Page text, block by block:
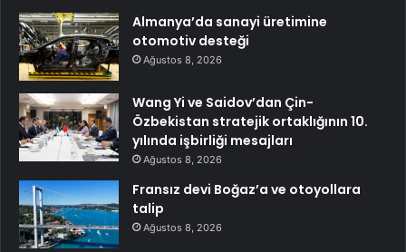
Almanya’da sanayi üretimine
otomotiv desteği
Ağustos 8, 2026
Wang Yi ve Saidov’dan Çin-
Özbekistan stratejik ortaklığının 10.
yılında işbirliği mesajları
Ağustos 8, 2026
Fransız devi Boğaz’a ve otoyollara
talip
Ağustos 8, 2026